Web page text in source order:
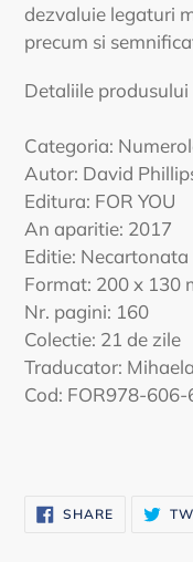
dezvaluie legaturi
precum si
Detaliile produsului
Categoria:
Autor: David
Editura: FOR YOU
An aparitie: 2017
Editie: Necartonata
Format: 200 x 130
Nr. pagini: 160
Colectie: 21 de zile
Traducator:
Cod: FOR978-
SHARESHARE
ON